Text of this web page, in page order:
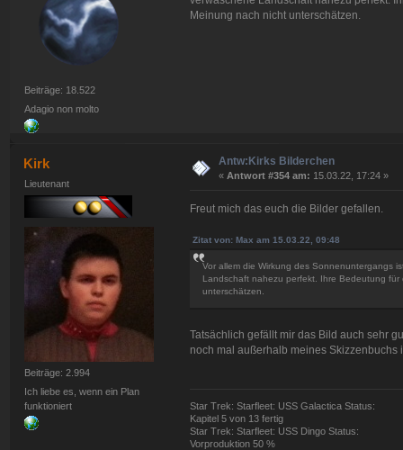
Beiträge: 18.522
Adagio non molto
Meinung nach nicht unterschätzen.
Kirk
Lieutenant
Beiträge: 2.994
Ich liebe es, wenn ein Plan
funktioniert
Antw:Kirks Bilderchen
« Antwort #354 am: 15.03.22, 17:24 »
Freut mich das euch die Bilder gefallen.
Zitat von: Max am 15.03.22, 09:48
Vor allem die Wirkung des Sonnenuntergangs
Landschaft nahezu perfekt. Ihre Bedeutung
unterschätzen.
Tatsächlich gefällt mir das Bild auch sehr
noch mal außerhalb meines Skizzenbuchs
Star Trek: Starfleet: USS Galactica Status:
Kapitel 5 von 13 fertig
Star Trek: Starfleet: USS Dingo Status:
Vorproduktion 50 %